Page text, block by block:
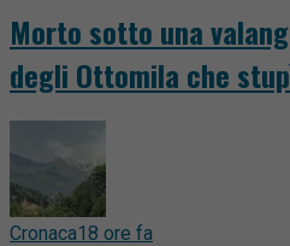
Morto sotto una
degli Ottomila che
Cronaca18 ore fa